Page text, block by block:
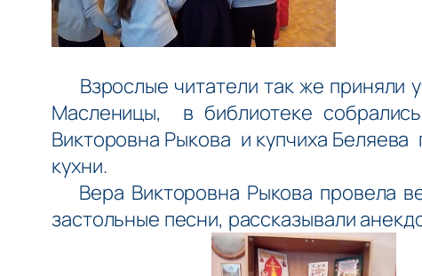
Взрослые читатели так же приняли
Масленицы, в библиотеке
Викторовна Рыкова и купчиха
кухни.
Вера Викторовна Рыкова провела
застольные песни, рассказывали